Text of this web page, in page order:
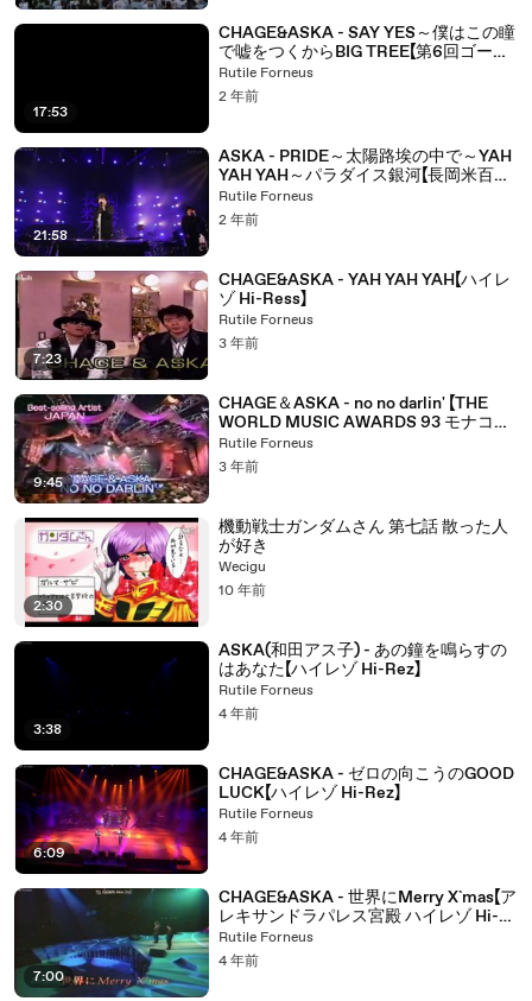
17:53
CHAGE&ASKA - SAY YES～僕はこの瞳
で嘘をつくからBIG TREE【第6回ゴール
ドディク大賞】
Rutile Forneus
2 年前
21:58
ASKA - PRIDE～太陽路埃の中で～YAH
YAH YAH～パラダイス銀河【長岡米百俵
フェス ハイレゾ Hi-Res】
Rutile Forneus
2 年前
7:23
CHAGE&ASKA - YAH YAH YAH【ハイレ
ゾ Hi-Ress】
Rutile Forneus
3 年前
9:45
CHAGE＆ASKA - no no darlin' 【THE
WORLD MUSIC AWARDS 93 モナコ音
楽祭93 ハイレゾ Hi-Res】
Rutile Forneus
3 年前
2:30
機動戦士ガンダムさん 第七話 散った人
が好き
Wecigu
10 年前
3:38
ASKA(和田アス子) - あの鐘を鳴らすの
はあなた【ハイレゾ Hi-Rez】
Rutile Forneus
4 年前
6:09
CHAGE&ASKA - ゼロの向こうのGOOD
LUCK【ハイレゾ Hi-Rez】
Rutile Forneus
4 年前
7:00
CHAGE&ASKA - 世界にMerry X`mas【ア
レキサンドラパレス宮殿 ハイレゾ Hi-
Rez】
Rutile Forneus
4 年前